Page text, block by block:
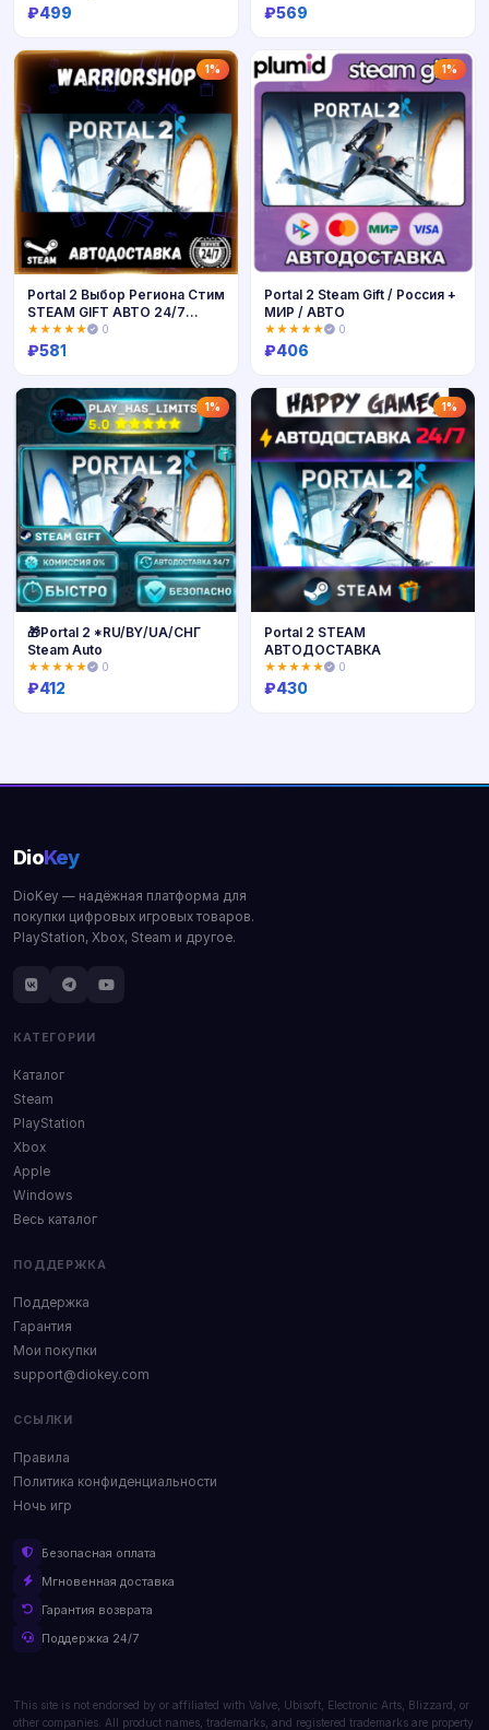
Купить
₽499
Купить
₽569
1%
Купить
Portal 2 Выбор Региона Стим
STEAM GIFT АВТО 24/7
ГАРАНТИЯ
★★★★★ 0
₽581
1%
Купить
Portal 2 Steam Gift / Россия +
МИР / АВТО
★★★★★ 0
₽406
1%
🎁Portal 2 *RU/BY/UA/СНГ
Steam Auto
★★★★★ 0
₽412
1%
Portal 2 STEAM
АВТОДОСТАВКА
★★★★★ 0
₽430
DioKey
DioKey — надёжная платформа для
покупки цифровых игровых товаров.
PlayStation, Xbox, Steam и другое.
КАТЕГОРИИ
Каталог
Steam
PlayStation
Xbox
Apple
Windows
Весь каталог
ПОДДЕРЖКА
Поддержка
Гарантия
Мои покупки
support@diokey.com
ССЫЛКИ
Правила
Политика конфиденциальности
Ночь игр
Безопасная оплата
Мгновенная доставка
Гарантия возврата
Поддержка 24/7
This site is not endorsed by or affiliated with Valve, Ubisoft, Electronic Arts, Blizzard, or
other companies. All product names, trademarks, and registered trademarks are property